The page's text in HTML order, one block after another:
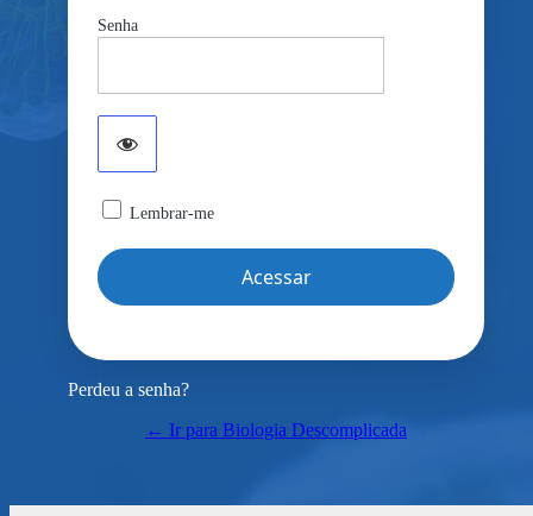
Senha
Lembrar-me
Perdeu a senha?
← Ir para Biologia Descomplicada